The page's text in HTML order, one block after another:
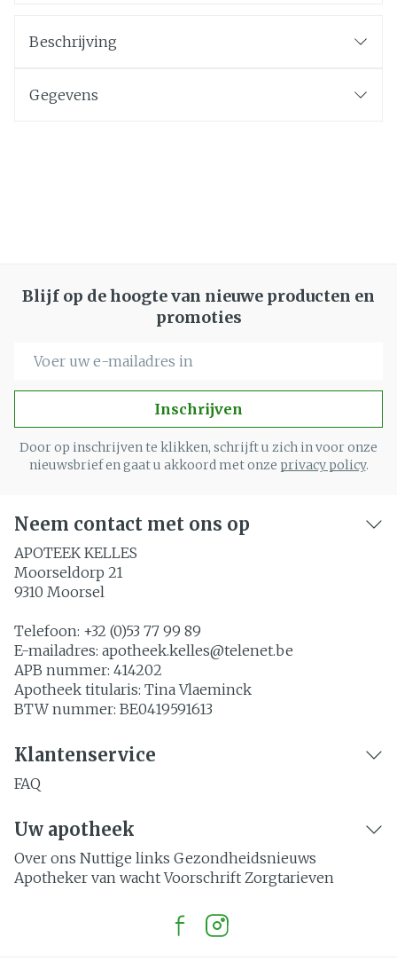
Beschrijving
Gegevens
Blijf op de hoogte van nieuwe producten en
promoties
Inschrijven
Door op inschrijven te klikken, schrijft u zich in voor onze
nieuwsbrief en gaat u akkoord met onze privacy policy.
Neem contact met ons op
APOTEEK KELLES
Moorseldorp 21
9310 Moorsel
Telefoon: +32 (0)53 77 99 89
E-mailadres: apotheek.kelles@telenet.be
APB nummer: 414202
Apotheek titularis: Tina Vlaeminck
BTW nummer: BE0419591613
Klantenservice
FAQ
Uw apotheek
Over ons Nuttige links Gezondheidsnieuws
Apotheker van wacht Voorschrift Zorgtarieven